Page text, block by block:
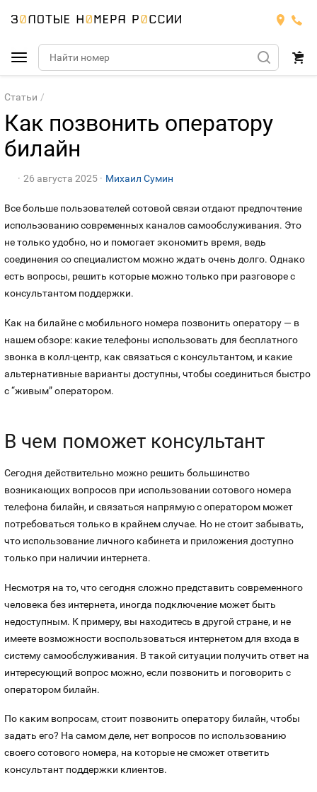
Подобрать номер
Билайн
Номера
МЕГАФОН
Номера
Номера
Контакты
Устройства
Статьи
Как позвонить оператору
билайн
26 августа 2025 Михаил Сумин
Все больше пользователей сотовой связи отдают предпочтение
использованию современных каналов самообслуживания. Это
не только удобно, но и помогает экономить время, ведь
соединения со специалистом можно ждать очень долго. Однако
есть вопросы, решить которые можно только при разговоре с
консультантом поддержки.
Как на билайне с мобильного номера позвонить оператору — в
нашем обзоре: какие телефоны использовать для бесплатного
звонка в колл-центр, как связаться с консультантом, и какие
альтернативные варианты доступны, чтобы соединиться быстро
с “живым” оператором.
В чем поможет консультант
Сегодня действительно можно решить большинство
возникающих вопросов при использовании сотового номера
телефона билайн, и связаться напрямую с оператором может
потребоваться только в крайнем случае. Но не стоит забывать,
что использование личного кабинета и приложения доступно
только при наличии интернета.
Несмотря на то, что сегодня сложно представить современного
человека без интернета, иногда подключение может быть
недоступным. К примеру, вы находитесь в другой стране, и не
имеете возможности воспользоваться интернетом для входа в
систему самообслуживания. В такой ситуации получить ответ на
интересующий вопрос можно, если позвонить и поговорить с
оператором билайн.
По каким вопросам, стоит позвонить оператору билайн, чтобы
задать его? На самом деле, нет вопросов по использованию
своего сотового номера, на которые не сможет ответить
консультант поддержки клиентов.